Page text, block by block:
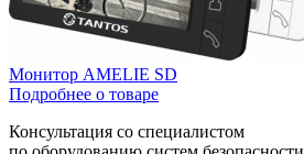
Монитор AMELIE SD
Подробнее о товаре
Консультация со специалистом